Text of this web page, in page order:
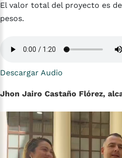
El valor total del proyecto es
pesos.
Descargar Audio
Jhon Jairo Castaño Flórez,